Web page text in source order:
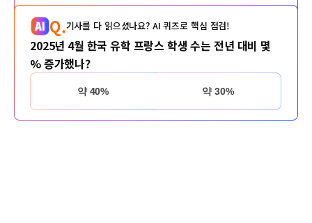
Q.기사를 다 읽으셨나요? AI 퀴즈로 핵심 점검!
2025년 4월 한국 유학 프랑스 학생 수는 전년 대비 몇
% 증가했나?
약 40% 약 30%